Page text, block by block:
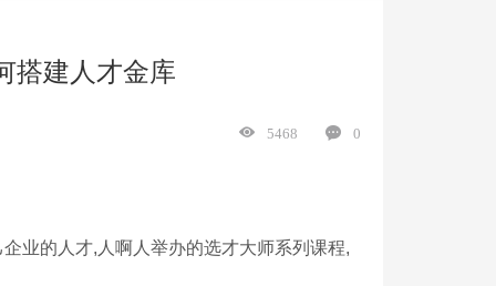
搭建人才金库
5468 0
业的人才,人啊人举办的选才大师系列课程,